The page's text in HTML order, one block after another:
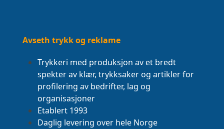
Avseth trykk og reklame
Trykkeri med produksjon av et bredt
spekter av klær, trykksaker og artikler for
profilering av bedrifter, lag og
organisasjoner
Etablert 1993
Daglig levering over hele Norge